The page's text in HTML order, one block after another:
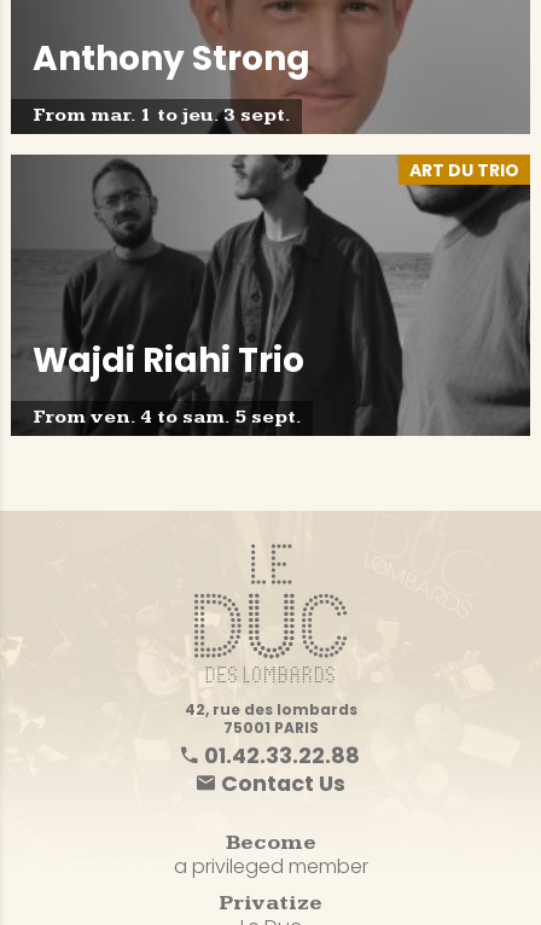
Anthony Strong
From mar. 1 to jeu. 3 sept.
ART DU TRIO
Wajdi Riahi Trio
From ven. 4 to sam. 5 sept.
42, rue des lombards
75001 PARIS
01.42.33.22.88
Contact Us
Become
a privileged member
Privatize